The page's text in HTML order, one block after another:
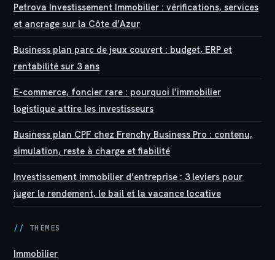
Petrova Investissement Immobilier : vérifications, services
et ancrage sur la Côte d’Azur
Business plan parc de jeux couvert : budget, ERP et
rentabilité sur 3 ans
E-commerce, foncier rare : pourquoi l’immobilier
logistique attire les investisseurs
Business plan CPF chez Frenchy Business Pro : contenu,
simulation, reste à charge et fiabilité
Investissement immobilier d’entreprise : 3 leviers pour
juger le rendement, le bail et la vacance locative
// THÈMES
Immobilier